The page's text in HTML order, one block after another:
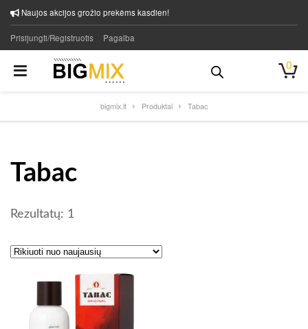
Naujos akcijos grožio prekėms kasdien!
Prisijungti/Registruotis Pagalba
0
bigmix.lt Produktai Tabac
Tabac
Rezultatų: 1